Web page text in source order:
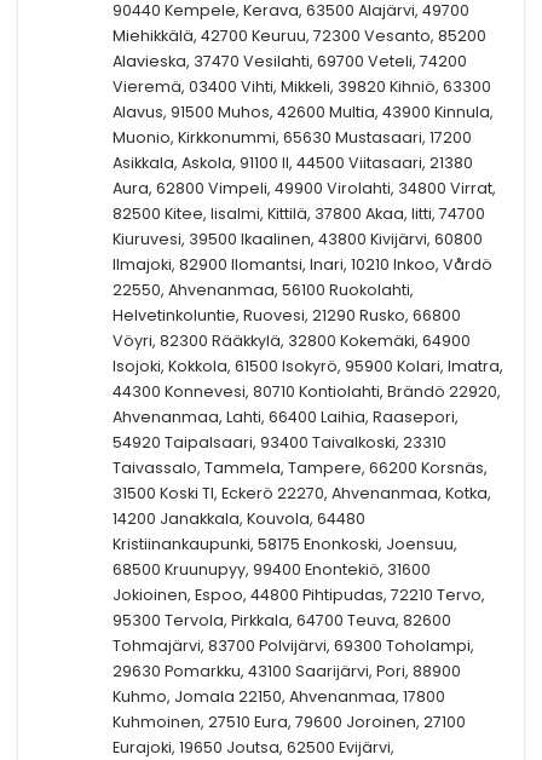
90440 Kempele, Kerava, 63500 Alajärvi, 49700
Miehikkälä, 42700 Keuruu, 72300 Vesanto, 85200
Alavieska, 37470 Vesilahti, 69700 Veteli, 74200
Vieremä, 03400 Vihti, Mikkeli, 39820 Kihniö, 63300
Alavus, 91500 Muhos, 42600 Multia, 43900 Kinnula,
Muonio, Kirkkonummi, 65630 Mustasaari, 17200
Asikkala, Askola, 91100 II, 44500 Viitasaari, 21380
Aura, 62800 Vimpeli, 49900 Virolahti, 34800 Virrat,
82500 Kitee, Iisalmi, Kittilä, 37800 Akaa, Iitti, 74700
Kiuruvesi, 39500 Ikaalinen, 43800 Kivijärvi, 60800
Ilmajoki, 82900 Ilomantsi, Inari, 10210 Inkoo, Vårdö
22550, Ahvenanmaa, 56100 Ruokolahti,
Helvetinkoluntie, Ruovesi, 21290 Rusko, 66800
Vöyri, 82300 Rääkkylä, 32800 Kokemäki, 64900
Isojoki, Kokkola, 61500 Isokyrö, 95900 Kolari, Imatra,
44300 Konnevesi, 80710 Kontiolahti, Brändö 22920,
Ahvenanmaa, Lahti, 66400 Laihia, Raasepori,
54920 Taipalsaari, 93400 Taivalkoski, 23310
Taivassalo, Tammela, Tampere, 66200 Korsnäs,
31500 Koski Tl, Eckerö 22270, Ahvenanmaa, Kotka,
14200 Janakkala, Kouvola, 64480
Kristiinankaupunki, 58175 Enonkoski, Joensuu,
68500 Kruunupyy, 99400 Enontekiö, 31600
Jokioinen, Espoo, 44800 Pihtipudas, 72210 Tervo,
95300 Tervola, Pirkkala, 64700 Teuva, 82600
Tohmajärvi, 83700 Polvijärvi, 69300 Toholampi,
29630 Pomarkku, 43100 Saarijärvi, Pori, 88900
Kuhmo, Jomala 22150, Ahvenanmaa, 17800
Kuhmoinen, 27510 Eura, 79600 Joroinen, 27100
Eurajoki, 19650 Joutsa, 62500 Evijärvi,